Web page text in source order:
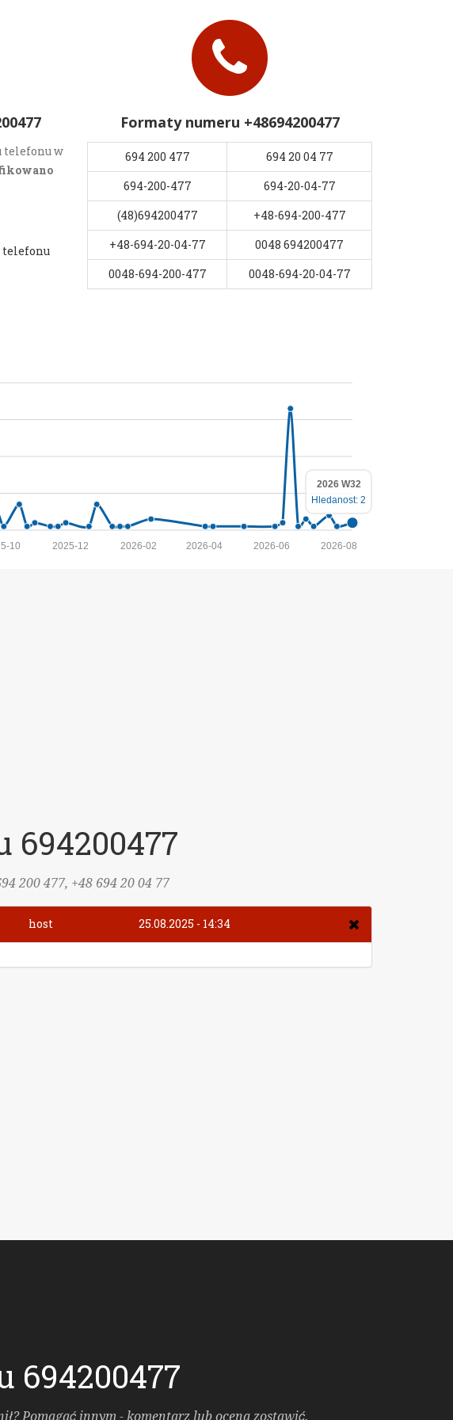
telefonu w
Formaty numeru +48694200477
694 200 477
694 20 04 77
694-200-477
694-20-04-77
(48)694200477
+48-694-200-477
+48-694-20-04-77
0048 694200477
0048-694-200-477
0048-694-20-04-77
2026-08
2026-06
2026-04
2026-02
2025-12
10
2026 W32
Hledanost: 2
694200477
200 477, +48 694 20 04 77
host 25.08.2025 - 14:34
694200477
Pomagać innym - komentarz lub ocena zostawić.